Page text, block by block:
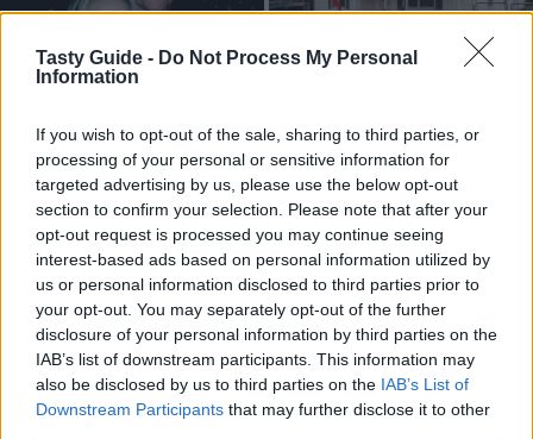
Tasty Guide - Do Not Process My Personal
Information
If you wish to opt-out of the sale, sharing to third parties, or
processing of your personal or sensitive information for
targeted advertising by us, please use the below opt-out
section to confirm your selection. Please note that after your
opt-out request is processed you may continue seeing
interest-based ads based on personal information utilized by
us or personal information disclosed to third parties prior to
your opt-out. You may separately opt-out of the further
disclosure of your personal information by third parties on the
IAB’s list of downstream participants. This information may
also be disclosed by us to third parties on the IAB’s List of
Downstream Participants that may further disclose it to other